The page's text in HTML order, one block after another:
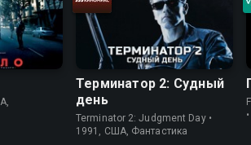
Терминатор 2: Судный
день
Terminator 2: Judgment Day •
1991, США, Фантастика